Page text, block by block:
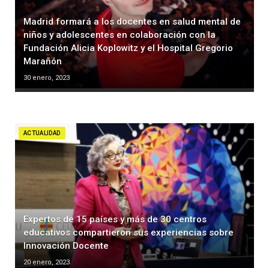
Madrid formará a los docentes en salud mental de
niños y adolescentes en colaboración con la
Fundación Alicia Koplowitz y el Hospital Gregorio
Marañón
30 enero, 2023
ACTUALIDAD
Expertos de 15 países y más de 30 centros
educativos compartieron sus experiencias sobre
Innovación Docente
20 enero, 2023